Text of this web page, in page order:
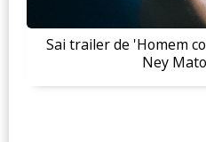
Sai trailer de 'Homem
Ney